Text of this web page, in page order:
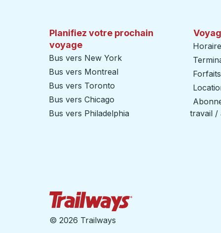
Planifiez votre prochain
voyage
Bus vers New York
Bus vers Montreal
Bus vers Toronto
Bus vers Chicago
Bus vers Philadelphia
travail /
© 2026 Trailways